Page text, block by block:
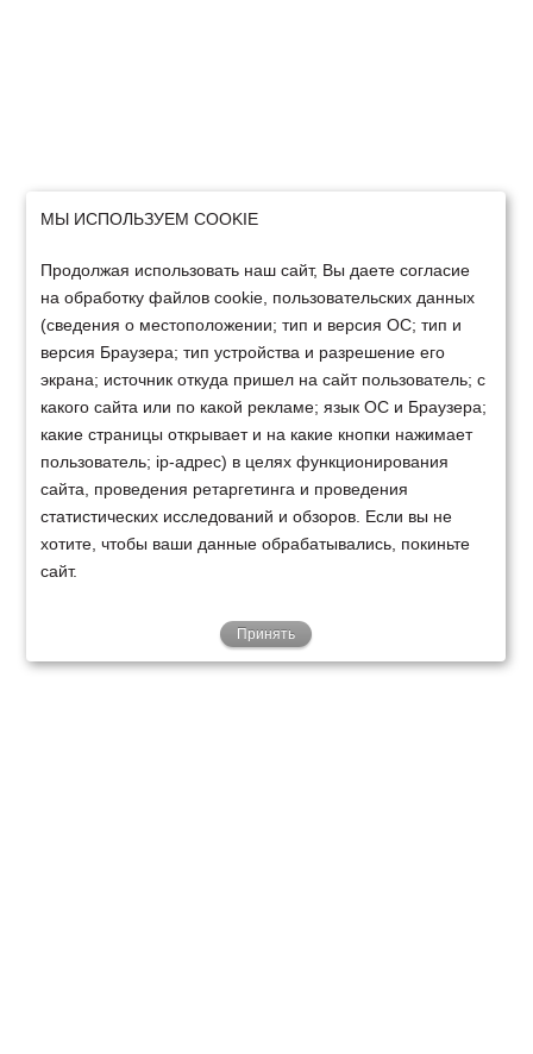
МЫ ИСПОЛЬЗУЕМ COOKIE
Продолжая использовать наш сайт, Вы даете согласие
на обработку файлов cookie, пользовательских данных
(сведения о местоположении; тип и версия ОС; тип и
версия Браузера; тип устройства и разрешение его
экрана; источник откуда пришел на сайт пользователь; с
какого сайта или по какой рекламе; язык ОС и Браузера;
какие страницы открывает и на какие кнопки нажимает
пользователь; ip-адрес) в целях функционирования
сайта, проведения ретаргетинга и проведения
статистических исследований и обзоров. Если вы не
хотите, чтобы ваши данные обрабатывались, покиньте
сайт.
Принять